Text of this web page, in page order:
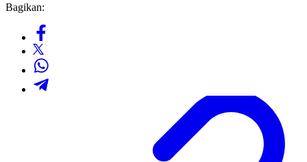
Bagikan: